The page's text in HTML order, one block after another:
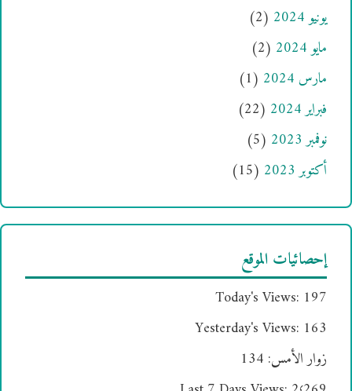
يونيو 2024
(2)
مايو 2024
(2)
مارس 2024
(1)
فبراير 2024
(22)
نوفمبر 2023
(5)
أكتوبر 2023
(15)
إحصائيات الموقع
Today's Views: 197
Yesterday's Views: 163
زوار الأمس: 134